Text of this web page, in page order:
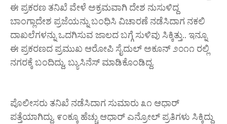
ಈ ಪ್ರಕರಣ ತನಿಖೆ ವೇಳೆ ಅಕ್ರಮವಾಗಿ ದೇಶ ನುಸುಳಿದ್ದ
ಬಾಂಗ್ಲಾದೇಶ ಪ್ರಜೆಯನ್ನು ಬಂಧಿಸಿ ವಿಚಾರಣೆ ನಡೆಸಿದಾಗ ನಕಲಿ
ದಾಖಲೆಗಳನ್ನು ಒದಗಿಸುವ ಜಾಲದ ಬಗ್ಗೆ ಸುಳಿವು ಸಿಕ್ಕಿತ್ತು.. ಇನ್ನೂ
ಈ ಪ್ರಕರಣದ ಪ್ರಮುಖ ಆರೋಪಿ ಸೈದುಲ್ ಅಕೂನ್ ೨೦೧೧ ರಲ್ಲಿ
ನಗರಕ್ಕೆ ಬಂದಿದ್ದು, ಬ್ಯುಸಿನೆಸ್ ಮಾಡಿಕೊಂಡಿದ್ದ.
ಪೊಲೀಸರು ತನಿಖೆ ನಡೆಸಿದಾಗ ಸುಮಾರು ೩೧ ಆಧಾರ್
ಪತ್ತೆಯಾಗಿದ್ದು. ೯೦ಕ್ಕೂ ಹೆಚ್ಚು ಆಧಾರ್ ಎನ್ರೋಲ್ ಪ್ರತಿಗಳು ಸಿಕ್ಕಿದ್ದು